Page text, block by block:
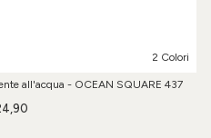
2 Colori
all'acqua - OCEAN SQUARE 437